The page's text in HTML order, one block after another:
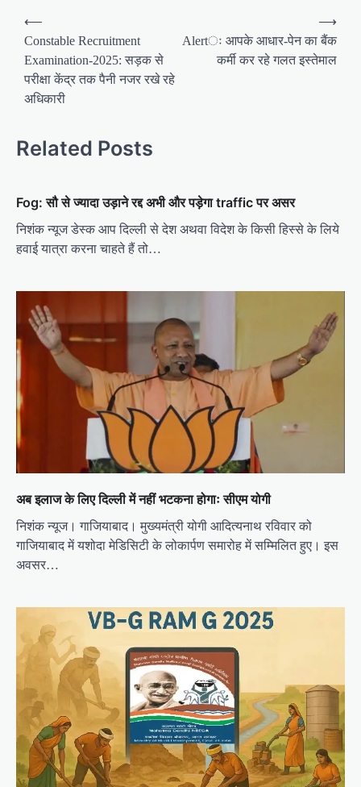
a
a
i
n
⟵
Constable Recruitment
Examination-2025: सड़क से
परीक्षा केंद्र तक पैनी नजर रखे रहे
अधिकारी
Alertः आपके आधार-पेन का बैंक
कर्मी कर रहे गलत इस्तेमाल
⟶
Related Posts
Fog: सौ से ज्यादा उड़ाने रद्द अभी और पड़ेगा traffic पर असर
निशंक न्यूज डेस्क आप दिल्ली से देश अथवा विदेश के किसी हिस्से के लिये
हवाई यात्रा करना चाहते हैं तो…
अब इलाज के लिए दिल्ली में नहीं भटकना होगाः सीएम योगी
निशंक न्यूज। गाजियाबाद। मुख्यमंत्री योगी आदित्यनाथ रविवार को
गाजियाबाद में यशोदा मेडिसिटी के लोकार्पण समारोह में सम्मिलित हुए। इस
अवसर…